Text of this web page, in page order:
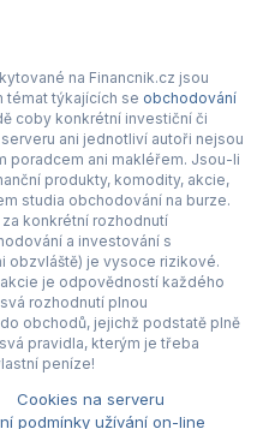
na Financnik.cz jsou
témat týkajících se obchodování
coby konkrétní investiční či
ani jednotliví autoři nejsou
poradcem ani makléřem. Jsou-li
produkty, komodity, akcie,
studia obchodování na burze.
konkrétní rozhodnutí
a investování s
obzvláště) je vysoce rizikové.
je odpovědností každého
rozhodnutí plnou
obchodů, jejichž podstatě plně
pravidla, kterým je třeba
peníze!
Cookies na serveru
podmínky užívání on-line